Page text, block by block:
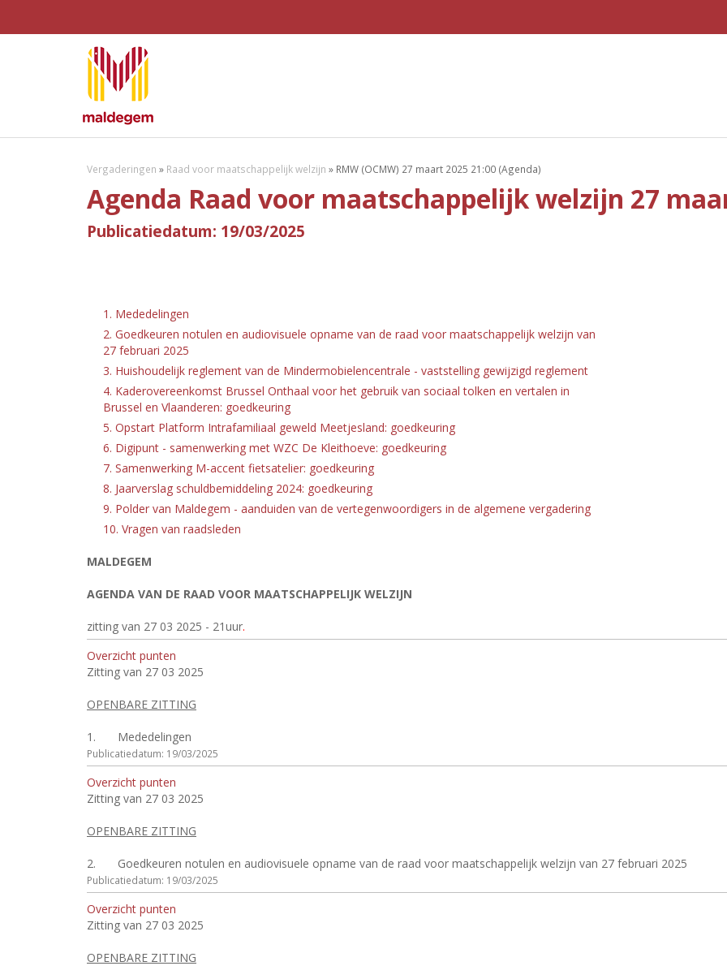
Vergaderingen » Raad voor maatschappelijk welzijn » RMW (OCMW) 27 maart 2025 21:00 (Agenda)
Agenda Raad voor maatschappelijk welzijn 27
Publicatiedatum: 19/03/2025
1. Mededelingen
2. Goedkeuren notulen en audiovisuele opname van de raad voor maatschappelijk welzijn van
27 februari 2025
3. Huishoudelijk reglement van de Mindermobielencentrale - vaststelling gewijzigd reglement
4. Kaderovereenkomst Brussel Onthaal voor het gebruik van sociaal tolken en vertalen in
Brussel en Vlaanderen: goedkeuring
5. Opstart Platform Intrafamiliaal geweld Meetjesland: goedkeuring
6. Digipunt - samenwerking met WZC De Kleithoeve: goedkeuring
7. Samenwerking M-accent fietsatelier: goedkeuring
8. Jaarverslag schuldbemiddeling 2024: goedkeuring
9. Polder van Maldegem - aanduiden van de vertegenwoordigers in de algemene vergadering
10. Vragen van raadsleden
MALDEGEM
AGENDA VAN DE RAAD VOOR MAATSCHAPPELIJK WELZIJN
zitting van 27 03 2025 - 21uur.
Overzicht punten
Zitting van 27 03 2025
OPENBARE ZITTING
1. Mededelingen
Publicatiedatum: 19/03/2025
Overzicht punten
Zitting van 27 03 2025
OPENBARE ZITTING
2. Goedkeuren notulen en audiovisuele opname van de raad voor maatschappelijk welzijn van 27 februari 2025
Publicatiedatum: 19/03/2025
Overzicht punten
Zitting van 27 03 2025
OPENBARE ZITTING